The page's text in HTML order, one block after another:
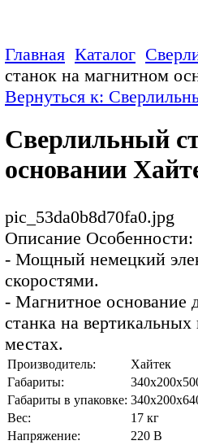
Главная Каталог
станок на магнитном
Вернуться к:
Сверлильный
основании
pic_53da0b8d70fa0.jpg
Описание Особенности:
- Мощный немецкий
скоростями.
- Магнитное основание
станка на
местах.
Производитель:
Хайтек
Габариты:
Габариты в упаковке:
Вес:
17 кг
Напряжение:
220 В